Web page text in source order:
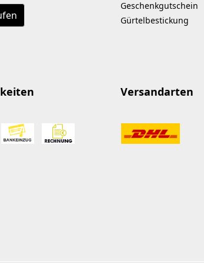
Geschenkgutschein
Gürtelbestickung
Versandarten